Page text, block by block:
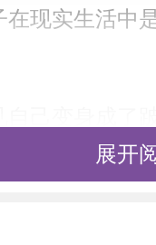
在现实生活中
单靠你自己
友求助，或
展开